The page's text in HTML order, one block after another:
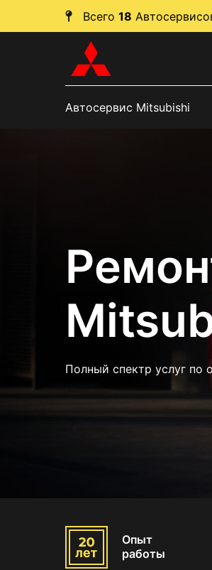
Всего 18
Автосервис Mitsubishi
Полный спектр услуг по
Опыт
работы